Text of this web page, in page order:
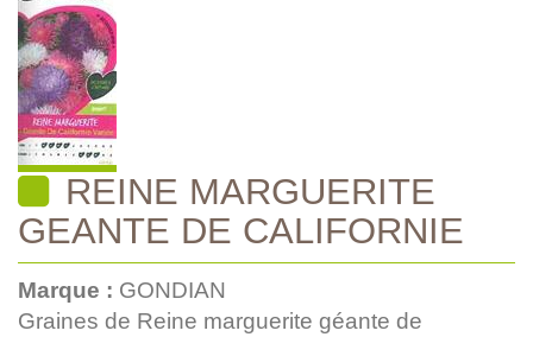
REINE MARGUERITE
GEANTE DE CALIFORNIE
Marque : GONDIAN
Graines de Reine marguerite géante de